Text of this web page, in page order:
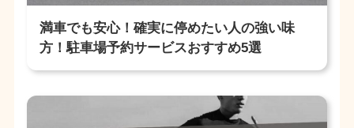
満車でも安心！確実に停めたい人の強い味
方！駐車場予約サービスおすすめ5選